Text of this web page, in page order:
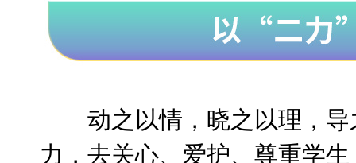
动之以情，晓之以理，
力，去关心、爱护、尊重学